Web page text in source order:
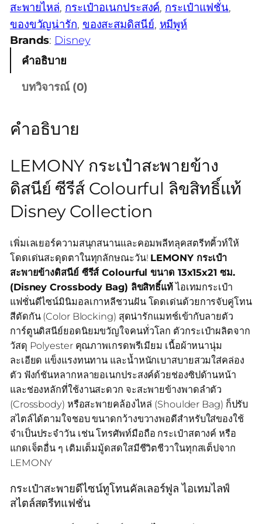
สะพายไหล่, กระเป๋าอเนกประสงค์, กระเป๋าแฟชั่น
ของขวัญน่ารัก, ของสะสมดิสนีย์, หมีพูห์
Brands: Disney
คำอธิบาย
บทวิจารณ์ (0)
คำอธิบาย
LEMONY กระเป๋าสะพายข้าง
ดิสนีย์ ซีรีส์ Colourful ลิขสิทธิ์แท้
Disney Collection
เพิ่มเลเยอร์ความสนุกสนานและคอมพลีทลุคสตรีทคิ้วท์ให้
โดดเด่นสะดุดตาในทุกลักษณะวัน! LEMONY กระเป๋า
สะพายข้างดิสนีย์ ซีรีส์ Colourful ขนาด 13x15x21 ซม.
(Disney Crossbody Bag) ลิขสิทธิ์แท้ไอเทมกระเป๋า
แฟชั่นดีไซน์มินิมอลเกาหลีชวนฝัน โดดเด่นด้วยการจับคู่โทน
สีตัดกัน (Color Blocking) สุดน่ารักแมทช์เข้ากับลายตัว
การ์ตูนดิสนีย์ยอดนิยมขวัญใจคนทั่วโลก ตัวกระเป๋าผลิตจาก
วัสดุ Polyester คุณภาพเกรดพรีเมียม เนื้อผ้าหนานุ่ม
ละเอียด แข็งแรงทนทาน และน้ำหนักเบาสบายสวมใส่คล่อง
ตัว ฟังก์ชันหลากหลายอเนกประสงค์ด้วยช่องซิปด้านหน้า
และช่องหลักที่ใช้งานสะดวก จะสะพายข้างพาดลำตัว
(Crossbody) หรือสะพายคล้องไหล่ (Shoulder Bag) ก็ปรับ
สไตล์ได้ตามใจชอบ ขนาดกว้างขวางพอดีสำหรับใส่ของใช้
จำเป็นประจำวัน เช่น โทรศัพท์มือถือ กระเป๋าสตางค์ หรือ
แกดเจ็ตอื่น ๆ เติมเต็มมู้ดสดใสมีชีวิตชีวาในทุกสเต็ปจาก
LEMONY
กระเป๋าสะพายดีไซน์ทูโทนคัลเลอร์ฟูล ไอเทมไลฟ์
สไตล์สตรีทแฟชั่น